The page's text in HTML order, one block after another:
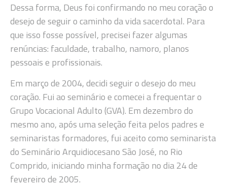
Dessa forma, Deus foi confirmando no meu coração o
desejo de seguir o caminho da vida sacerdotal. Para
que isso fosse possível, precisei fazer algumas
renúncias: faculdade, trabalho, namoro, planos
pessoais e profissionais.
Em março de 2004, decidi seguir o desejo do meu
coração. Fui ao seminário e comecei a frequentar o
Grupo Vocacional Adulto (GVA). Em dezembro do
mesmo ano, após uma seleção feita pelos padres e
seminaristas formadores, fui aceito como seminarista
do Seminário Arquidiocesano São José, no Rio
Comprido, iniciando minha formação no dia 24 de
fevereiro de 2005.